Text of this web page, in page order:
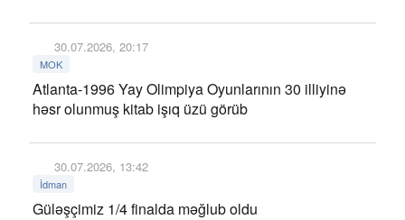
30.07.2026, 20:17
MOK
Atlanta-1996 Yay Olimpiya Oyunlarının 30 illiyinə
həsr olunmuş kitab işıq üzü görüb
30.07.2026, 13:42
İdman
Güləşçimiz 1/4 finalda məğlub oldu